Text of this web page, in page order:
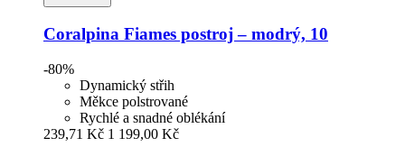
Coralpina Fiames postroj – modrý, 10
-80%
Dynamický střih
Měkce polstrované
Rychlé a snadné oblékání
239,71 Kč 1 199,00 Kč